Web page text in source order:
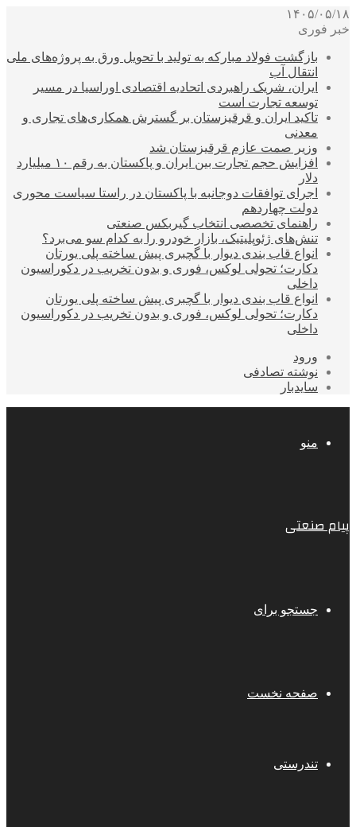
۱۴۰۵/۰۵/۱۸
خبر فوری
بازگشت فولاد مبارکه به تولید با تحویل ورق به پروژه‌های ملی
انتقال آب
ایران، شریک راهبردی اتحادیه اقتصادی اوراسیا در مسیر
توسعه تجارت است
تاکید ایران و قرقیزستان بر گسترش همکاری‌های تجاری و
معدنی
وزیر صمت عازم قرقیزستان شد
افزایش حجم تجارت بین ایران و پاکستان به رقم ۱۰ میلیارد
دلار
اجرای توافقات دوجانبه با پاکستان در راستا سیاست محوری
دولت چهاردهم
راهنمای تخصصی انتخاب گیربکس صنعتی
تنش‌های ژئوپلیتیک، بازار خودرو را به کدام سو می‌برد؟
انواع قاب بندی دیوار با گچبری پیش ساخته پلی یورتان
دکارت؛ تحولی لوکس، فوری و بدون تخریب در دکوراسیون
داخلی
انواع قاب بندی دیوار با گچبری پیش ساخته پلی یورتان
دکارت؛ تحولی لوکس، فوری و بدون تخریب در دکوراسیون
داخلی
ورود
نوشته تصادفی
سایدبار
منو
پیام صنعتی
جستجو برای
صفحه نخست
تندرستی